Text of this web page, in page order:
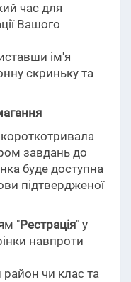
час для
Вашого
ім'я
скриньку та
завдань до
буде доступна
підтвердженої
"Рестрація" у
навпроти
чи клас та